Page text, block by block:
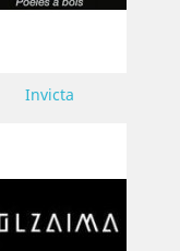
Invicta